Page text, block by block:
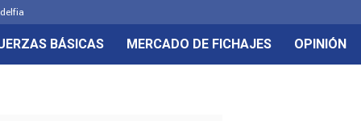
BÁSICAS MERCADO DE FICHAJES OPINIÓN